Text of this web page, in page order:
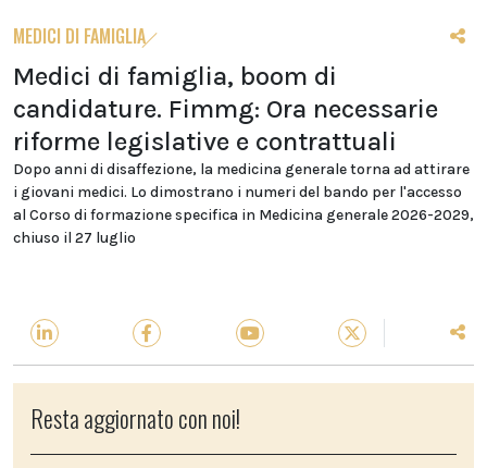
MEDICI DI FAMIGLIA
Medici di famiglia, boom di
candidature. Fimmg: Ora necessarie
riforme legislative e contrattuali
Dopo anni di disaffezione, la medicina generale torna ad attirare
i giovani medici. Lo dimostrano i numeri del bando per l'accesso
al Corso di formazione specifica in Medicina generale 2026-2029,
chiuso il 27 luglio
Resta aggiornato con noi!